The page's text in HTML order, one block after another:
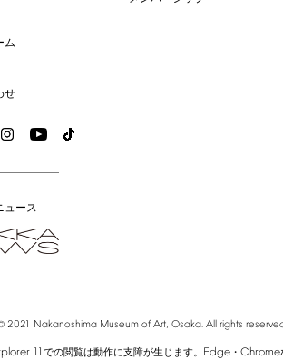
ム
せ
ュース
2021 Nakanoshima Museum of Art, Osaka. All rights
11 での閲覧は動作に支障が生じます。 Edge・ Chrome